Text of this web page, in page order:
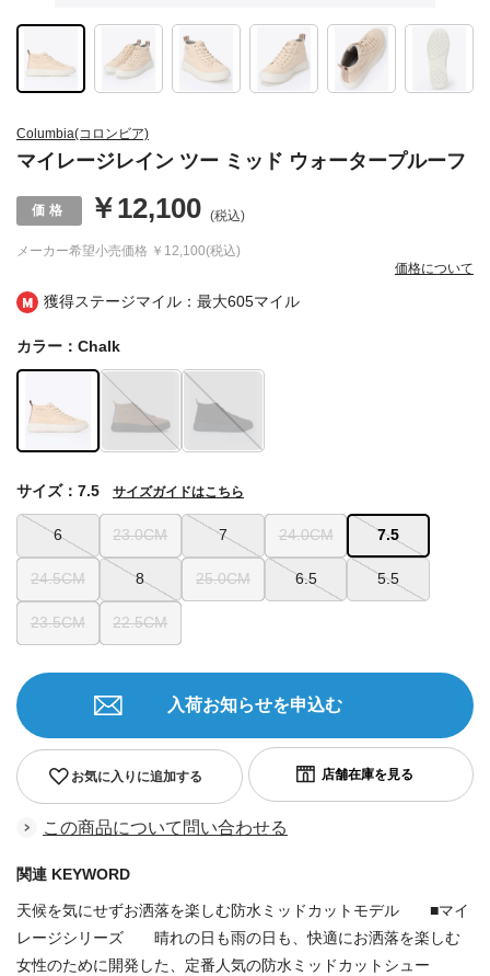
獲得ステージマイル：最大605マイル
Columbia(コロンビア)
マイレージレイン ツー ミッド ウォータープルーフ
メーカー希望小売価格 ￥12,100(税込)
￥12,100 (税込)
価格について
カラー：Chalk
6 23.0CM 7 24.0CM 7.5
24.5CM 8 25.0CM 6.5 5.5
23.5CM 22.5CM
サイズ：7.5 サイズガイドはこちら
お気に入りに追加する
入荷お知らせを申込む
この商品について問い合わせる
関連 KEYWORD
天候を気にせずお洒落を楽しむ防水ミッドカットモデル ■マイ
レージシリーズ 晴れの日も雨の日も、快適にお洒落を楽しむ
女性のために開発した、定番人気の防水ミッドカットシュー